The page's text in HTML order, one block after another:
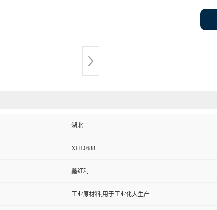
湖北
XHL0688
鑫红利
工业原材料,用于工业化大生产